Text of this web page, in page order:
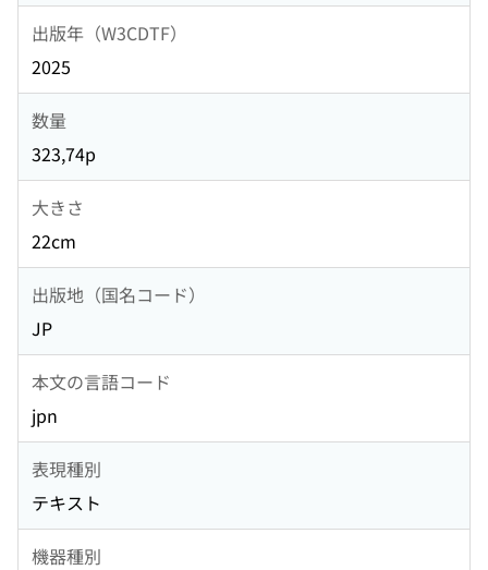
出版年（W3CDTF）
2025
数量
323,74p
大きさ
22cm
出版地（国名コード）
JP
本文の言語コード
jpn
表現種別
テキスト
機器種別